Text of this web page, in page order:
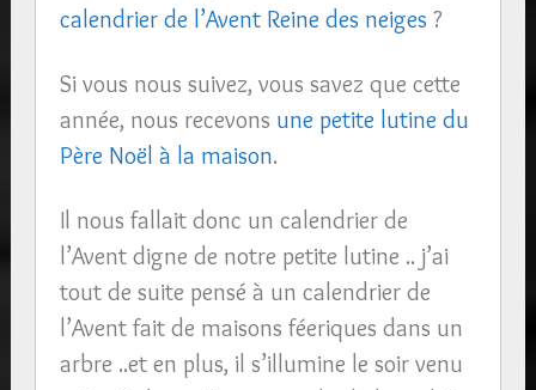
calendrier de l’Avent Reine des neiges ?
Si vous nous suivez, vous savez que cette
année, nous recevons une petite lutine du
Père Noël à la maison.
Il nous fallait donc un calendrier de
l’Avent digne de notre petite lutine .. j’ai
tout de suite pensé à un calendrier de
l’Avent fait de maisons féeriques dans un
arbre ..et en plus, il s’illumine le soir venu